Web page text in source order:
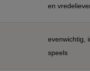
en
evenwichtig,
speels